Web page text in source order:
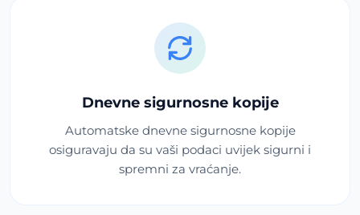
Dnevne sigurnosne kopije
Automatske dnevne sigurnosne kopije
osiguravaju da su vaši podaci uvijek sigurni i
spremni za vraćanje.